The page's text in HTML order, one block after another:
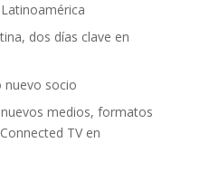
dos días clave en
nuevo socio
medios, formatos
TV en